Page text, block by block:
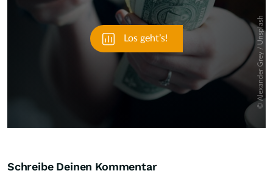
Schreibe Deinen Kommentar